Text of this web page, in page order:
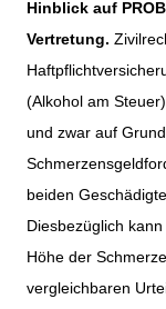
Hinblick auf
Vertretung.
(Alkohol am
und zwar auf
beiden
Diesbezüglich
Höhe der
vergleichbaren